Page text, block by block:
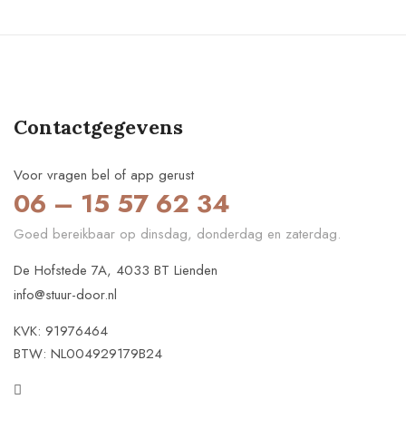
Contactgegevens
Voor vragen bel of app gerust
06 – 15 57 62 34
Goed bereikbaar op dinsdag, donderdag en zaterdag.
De Hofstede 7A, 4033 BT Lienden
info@stuur-door.nl
KVK: 91976464
BTW: NL004929179B24